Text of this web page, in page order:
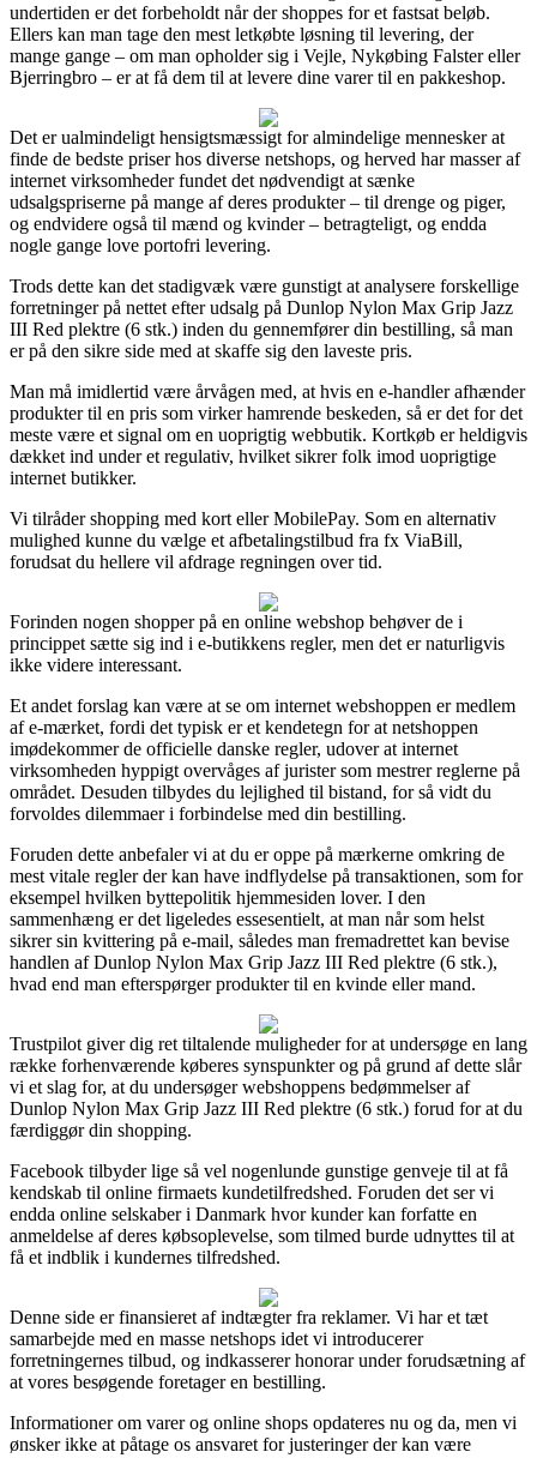
undertiden er det forbeholdt når der shoppes for et fastsat beløb.
Ellers kan man tage den mest letkøbte løsning til levering, der
mange gange – om man opholder sig i Vejle, Nykøbing Falster eller
Bjerringbro – er at få dem til at levere dine varer til en pakkeshop.
Det er ualmindeligt hensigtsmæssigt for almindelige mennesker at
finde de bedste priser hos diverse netshops, og herved har masser af
internet virksomheder fundet det nødvendigt at sænke
udsalgspriserne på mange af deres produkter – til drenge og piger,
og endvidere også til mænd og kvinder – betragteligt, og endda
nogle gange love portofri levering.
Trods dette kan det stadigvæk være gunstigt at analysere forskellige
forretninger på nettet efter udsalg på Dunlop Nylon Max Grip Jazz
III Red plektre (6 stk.) inden du gennemfører din bestilling, så man
er på den sikre side med at skaffe sig den laveste pris.
Man må imidlertid være årvågen med, at hvis en e-handler afhænder
produkter til en pris som virker hamrende beskeden, så er det for det
meste være et signal om en uoprigtig webbutik. Kortkøb er heldigvis
dækket ind under et regulativ, hvilket sikrer folk imod uoprigtige
internet butikker.
Vi tilråder shopping med kort eller MobilePay. Som en alternativ
mulighed kunne du vælge et afbetalingstilbud fra fx ViaBill,
forudsat du hellere vil afdrage regningen over tid.
Forinden nogen shopper på en online webshop behøver de i
princippet sætte sig ind i e-butikkens regler, men det er naturligvis
ikke videre interessant.
Et andet forslag kan være at se om internet webshoppen er medlem
af e-mærket, fordi det typisk er et kendetegn for at netshoppen
imødekommer de officielle danske regler, udover at internet
virksomheden hyppigt overvåges af jurister som mestrer reglerne på
området. Desuden tilbydes du lejlighed til bistand, for så vidt du
forvoldes dilemmaer i forbindelse med din bestilling.
Foruden dette anbefaler vi at du er oppe på mærkerne omkring de
mest vitale regler der kan have indflydelse på transaktionen, som for
eksempel hvilken byttepolitik hjemmesiden lover. I den
sammenhæng er det ligeledes essesentielt, at man når som helst
sikrer sin kvittering på e-mail, således man fremadrettet kan bevise
handlen af Dunlop Nylon Max Grip Jazz III Red plektre (6 stk.),
hvad end man efterspørger produkter til en kvinde eller mand.
Trustpilot giver dig ret tiltalende muligheder for at undersøge en lang
række forhenværende køberes synspunkter og på grund af dette slår
vi et slag for, at du undersøger webshoppens bedømmelser af
Dunlop Nylon Max Grip Jazz III Red plektre (6 stk.) forud for at du
færdiggør din shopping.
Facebook tilbyder lige så vel nogenlunde gunstige genveje til at få
kendskab til online firmaets kundetilfredshed. Foruden det ser vi
endda online selskaber i Danmark hvor kunder kan forfatte en
anmeldelse af deres købsoplevelse, som tilmed burde udnyttes til at
få et indblik i kundernes tilfredshed.
Denne side er finansieret af indtægter fra reklamer. Vi har et tæt
samarbejde med en masse netshops idet vi introducerer
forretningernes tilbud, og indkasserer honorar under forudsætning af
at vores besøgende foretager en bestilling.
Informationer om varer og online shops opdateres nu og da, men vi
ønsker ikke at påtage os ansvaret for justeringer der kan være